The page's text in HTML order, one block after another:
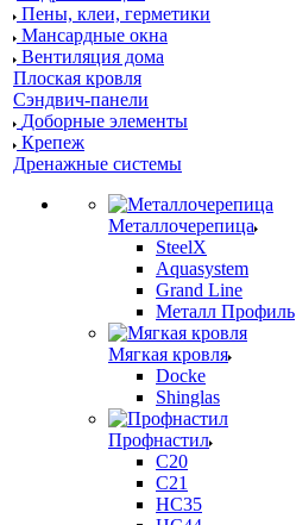
Пены, клеи, герметики
Мансардные окна
Вентиляция дома
Плоская кровля
Сэндвич-панели
Доборные элементы
Крепеж
Дренажные системы
Металлочерепица
SteelX
Aquasystem
Grand Line
Металл Профиль
Мягкая кровля
Docke
Shinglas
Профнастил
C20
C21
НС35